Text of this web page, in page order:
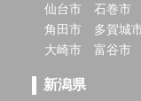
仙台市 石巻市
角田市
多賀城
大崎市
富谷市
新潟県